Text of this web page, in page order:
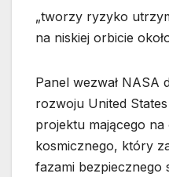
„tworzy ryzyko
na niskiej orbicie
Panel wezwał NASA
rozwoju United
projektu mającego
kosmicznego, który
fazami bezpiecznego